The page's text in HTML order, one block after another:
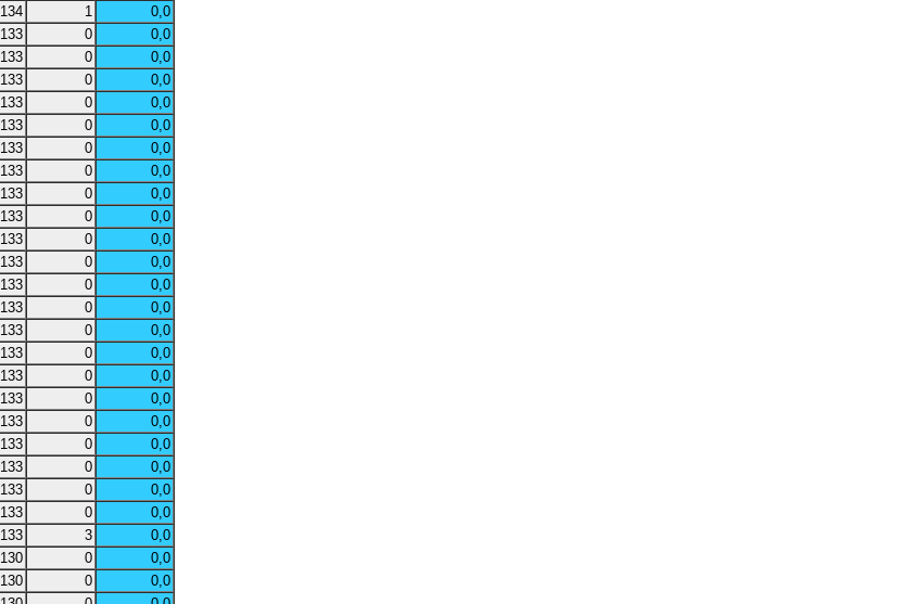
134 1
0,0
133 0
0,0
133 0
0,0
133 0
0,0
133 0
0,0
133 0
0,0
133 0
0,0
133 0
0,0
133 0
0,0
133 0
0,0
133 0
0,0
133 0
0,0
133 0
0,0
133 0
0,0
133 0
0,0
133 0
0,0
133 0
0,0
133 0
0,0
133 0
0,0
133 0
0,0
133 0
0,0
133 0
0,0
133 0
0,0
133 3
0,0
130 0
0,0
130 0
0,0